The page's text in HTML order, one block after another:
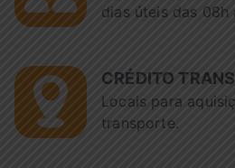
dias úteis das 08h
CRÉDITO
Locais para
transporte.